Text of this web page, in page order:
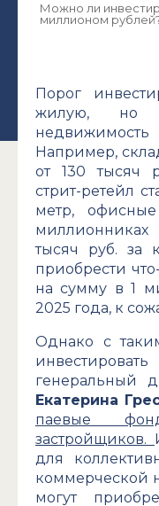
Можно ли
миллионом
Порог
жилую, но
Например,
от 130 тысяч
стрит-ретейл
метр,
тысяч руб. за
приобрести
на сумму в 1
2025 года, к
Однако с
генеральный
Екатерина
паевые
застройщиков.
для
коммерческой
могут